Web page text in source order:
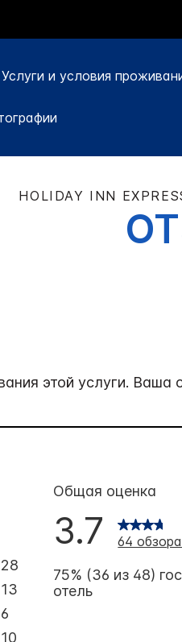
Услуги и условия
HOLIDAY INN
этой услуги. Ваша